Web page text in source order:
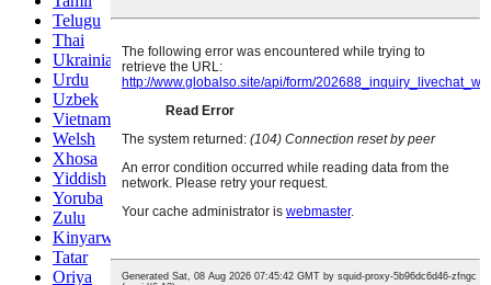
Telugu
Thai
Ukrainian
Urdu
Uzbek
Vietnamese
Welsh
Xhosa
Yiddish
Yoruba
Zulu
Kinyarwanda
Tatar
Oriya